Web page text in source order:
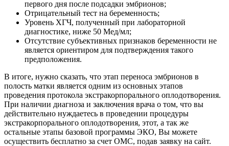
первого дня после подсадки эмбрионов;
Отрицательный тест на беременность;
Уровень ХГЧ, полученный при лабораторной
диагностике, ниже 50 Мед/мл;
Отсутствие субъективных признаков беременности не
является ориентиром для подтверждения такого
предположения.
В итоге, нужно сказать, что этап переноса эмбрионов в
полость матки является одним из основных этапов
проведения протокола экстракорпорального оплодотворения.
При наличии диагноза и заключения врача о том, что вы
действительно нуждаетесь в проведении процедуры
экстракорпорального оплодотворения, этот, а так же
остальные этапы базовой программы ЭКО, Вы можете
осуществить бесплатно за счет ОМС, подав заявку на сайт.